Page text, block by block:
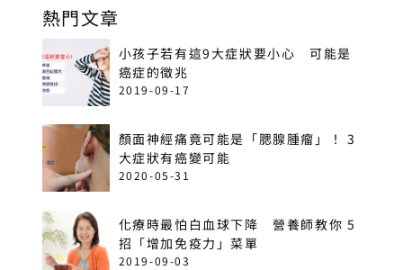
熱門文章
小孩子若有這9大症狀要小心 可能是
癌症的徵兆
2019-09-17
顏面神經痛竟可能是「腮腺腫瘤」！ 3
大症狀有癌變可能
2020-05-31
化療時最怕白血球下降 營養師教你 5
招「增加免疫力」菜單
2019-09-03